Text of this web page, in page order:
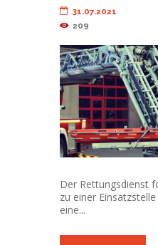
31.07.2021
209
Der Rettungsdienst
zu einer
eine...